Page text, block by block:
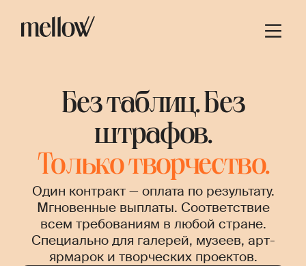
Без таблиц. Без
штрафов.
Только творчество.
Один контракт — оплата по результату.
Мгновенные выплаты. Соответствие
всем требованиям в любой стране.
Специально для галерей, музеев, арт-
ярмарок и творческих проектов.